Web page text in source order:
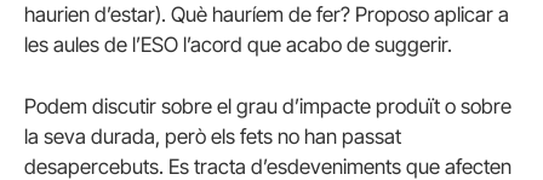
haurien d’estar). Què hauríem de fer? Proposo aplicar a
les aules de l’ESO l’acord que acabo de suggerir.
Podem discutir sobre el grau d’impacte produït o sobre
la seva durada, però els fets no han passat
desapercebuts. Es tracta d’esdeveniments que afecten